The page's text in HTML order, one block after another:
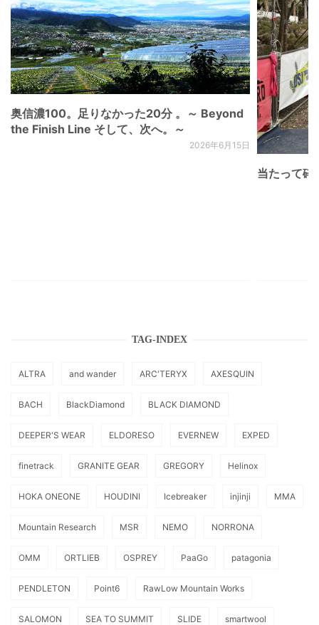
奥信濃100。足りなかった20分 。～ Beyond
the Finish Line そして、次へ。～
2026年6月15日
当たって砕
TAG-INDEX
ALTRA and wander ARC'TERYX AXESQUIN
BACH BlackDiamond BLACK DIAMOND
DEEPER'S WEAR ELDORESO EVERNEW EXPED
finetrack GRANITE GEAR GREGORY Helinox
HOKA ONEONE HOUDINI Icebreaker injinji MMA
Mountain Research MSR NEMO NORRONA
OMM ORTLIEB OSPREY PaaGo patagonia
PENDLETON Point6 RawLow Mountain Works
SALOMON SEA TO SUMMIT SLIDE smartwool